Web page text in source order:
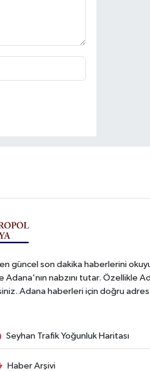
son dakika haberlerini
nabzını tutar. Özellikle
Adana haberleri için doğru
Seyhan Trafik Yoğunluk Haritası
Haber Arşivi